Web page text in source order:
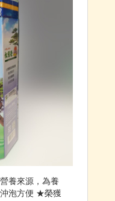
養來源，為養
泡方便 ★榮獲